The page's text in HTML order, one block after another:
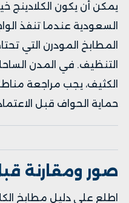
يمكن أن يكون الكلادينج
السعودية عندما تنفذ
المطابخ المودرن التي
التنظيف. في المدن
الكثيف، يجب مراجعة
حماية الحواف قبل
صور ومقارنة
اطلع علىدليل مطابخ